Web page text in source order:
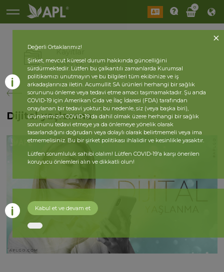
0
Kayıtlar
2026 yıl 2025 yıl
geri
Dijital yaşlanma
Değerli Ortaklarımız!
Şirket, mevcut küresel durum hakkında güncelliğini
sürdürmektedir. Lütfen bu çalkantılı zamanlarda Kurumsal
politikamızı unutmayın ve bu bilgileri tüm ekibinize ve iş
arkadaşlarınıza iletin. Acumullit SA ürünleri herhangi bir sağlık
sorununu önleme veya tedavi etme amacı taşımamaktadır. Şu anda
COVID-19 için Amerikan Gıda ve İlaç İdaresi (FDA) tarafından
onaylanan bir tedavi yoktur; bu nedenle, siz (veya başka biri),
ürünlerimizin COVID-19 da dahil olmak üzere herhangi bir sağlık
sorununu tedavi etmeye ya da önlemeye yönelik olarak
tasarlandığını doğrudan veya dolaylı olarak belirtmemeli veya ima
etmemelisiniz. Bu bir şirket politikası ihlalidir ve kesinlikle yasaktır.
Lütfen sorumluluk sahibi olalım! Lütfen COVID-19'a karşı önerilen
koruyucu önlemleri alın ve dikkatli olun!
Kabul et ve devam et